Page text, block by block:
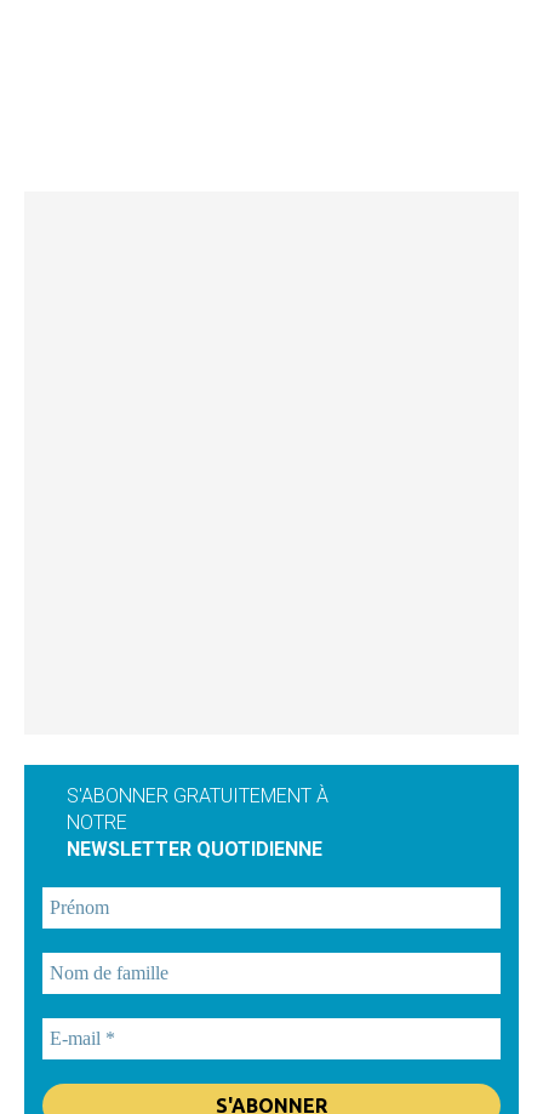
S'ABONNER GRATUITEMENT À
NOTRE
NEWSLETTER QUOTIDIENNE